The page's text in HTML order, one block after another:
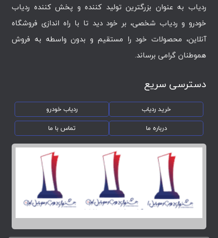
ردیاب به عنوان بزرگترین تولید کننده و پخش کننده ردیاب
خودرو و ردیاب شخصی، بر خود دید تا با راه اندازی فروشگاه
آنلاین، محصولات خود را مستقیم و بدون واسطه به فروش
هموطنان گرامی برساند.
دسترسی سریع
خرید ردیاب
ردیاب خودرو
درباره ما
تماس با ما